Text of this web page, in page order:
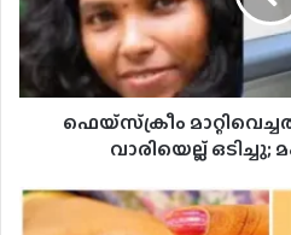
ഒടിച്ചു;
മകൾ
പിടിയിൽ..
ഫെയ്‌സ്‌ക്രീം
വാരിയെല്ല് ഒടിച്ചു;
ഒറ്റയടിക്ക്